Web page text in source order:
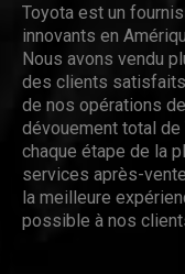
Toyota est un
innovants en
Nous avons vendu
des clients satisfaits
de nos opérations
dévouement total
chaque étape de la
services après-
la meilleure
possible à nos